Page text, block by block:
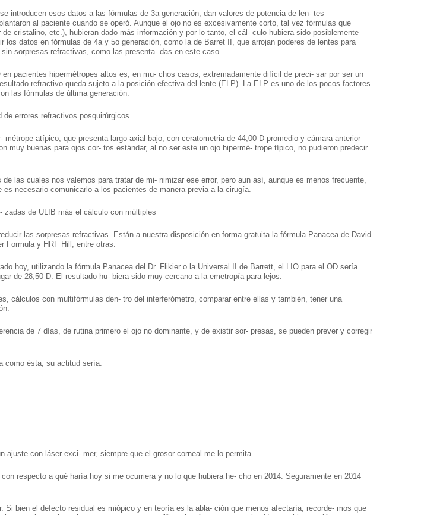
introducen esos datos a las fórmulas de 3a generación, dan valores de potencia de len- tes
al paciente cuando se operó. Aunque el ojo no es excesivamente corto, tal vez fórmulas que
cristalino, etc.), hubieran dado más información y por lo tanto, el cál- culo hubiera sido posiblemente
los datos en fórmulas de 4a y 5o generación, como la de Barret II, que arrojan poderes de lentes para
sorpresas refractivas, como las presenta- das en este caso.
pacientes hipermétropes altos es, en mu- chos casos, extremadamente difícil de preci- sar por ser un
refractivo queda sujeto a la posición efectiva del lente (ELP). La ELP es uno de los pocos factores
las fórmulas de última generación.
errores refractivos posquirúrgicos.
métrope atípico, que presenta largo axial bajo, con ceratometria de 44,00 D promedio y cámara anterior
muy buenas para ojos cor- tos estándar, al no ser este un ojo hipermé- trope típico, no pudieron predecir
las cuales nos valemos para tratar de mi- nimizar ese error, pero aun así, aunque es menos frecuente,
necesario comunicarlo a los pacientes de manera previa a la cirugía.
zadas de ULIB más el cálculo con múltiples
las sorpresas refractivas. Están a nuestra disposición en forma gratuita la fórmula Panacea de David
Formula y HRF Hill, entre otras.
hoy, utilizando la fórmula Panacea del Dr. Flikier o la Universal II de Barrett, el LIO para el OD sería
de 28,50 D. El resultado hu- biera sido muy cercano a la emetropía para lejos.
cálculos con multifórmulas den- tro del interferómetro, comparar entre ellas y también, tener una
de 7 días, de rutina primero el ojo no dominante, y de existir sor- presas, se pueden prever y corregir
como ésta, su actitud sería:
ajuste con láser exci- mer, siempre que el grosor corneal me lo permita.
respecto a qué haría hoy si me ocurriera y no lo que hubiera he- cho en 2014. Seguramente en 2014
Si bien el defecto residual es miópico y en teoría es la abla- ción que menos afectaría, recorde- mos que